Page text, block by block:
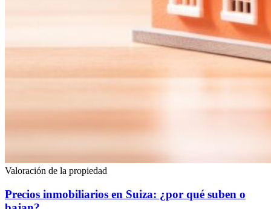
Valoración de la propiedad
Precios inmobiliarios en Suiza: ¿por qué suben o